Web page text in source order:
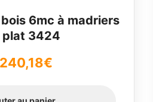
6mc à madriers
3424
€